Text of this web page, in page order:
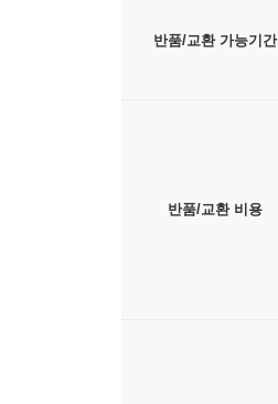
반품/교환 가능기간
반품/교환 비용